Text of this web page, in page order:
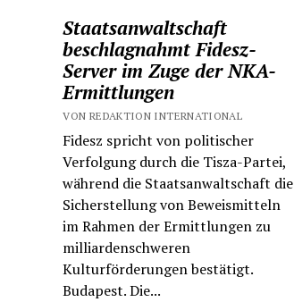
Staatsanwaltschaft
beschlagnahmt Fidesz-
Server im Zuge der NKA-
Ermittlungen
VON REDAKTION INTERNATIONAL
Fidesz spricht von politischer
Verfolgung durch die Tisza-Partei,
während die Staatsanwaltschaft die
Sicherstellung von Beweismitteln
im Rahmen der Ermittlungen zu
milliardenschweren
Kulturförderungen bestätigt.
Budapest. Die...